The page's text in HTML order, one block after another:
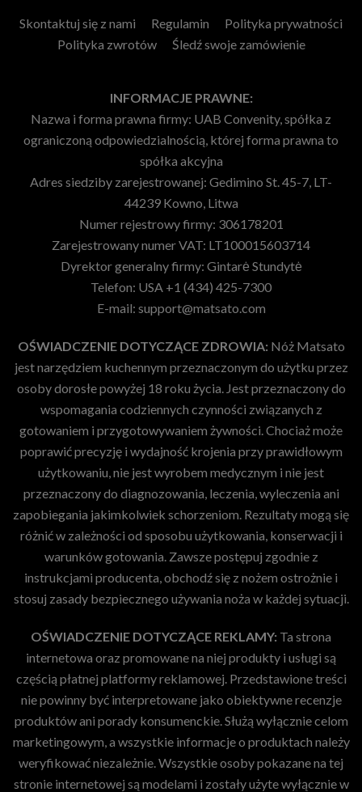
Skontaktuj się z nami Regulamin
Polityka prywatności
Polityka zwrotów
Śledź swoje zamówienie
INFORMACJE PRAWNE:
Nazwa i forma prawna firmy: UAB Convenity, spółka z
ograniczoną odpowiedzialnością, której forma prawna to
spółka akcyjna
Adres siedziby zarejestrowanej: Gedimino St. 45-7, LT-
44239 Kowno, Litwa
Numer rejestrowy firmy: 306178201
Zarejestrowany numer VAT: LT100015603714
Dyrektor generalny firmy: Gintarė Stundytė
Telefon: USA +1 (434) 425-7300
E-mail: support@matsato.com
OŚWIADCZENIE DOTYCZĄCE ZDROWIA: Nóż Matsato
jest narzędziem kuchennym przeznaczonym do użytku przez
osoby dorosłe powyżej 18 roku życia. Jest przeznaczony do
wspomagania codziennych czynności związanych z
gotowaniem i przygotowywaniem żywności. Chociaż może
poprawić precyzję i wydajność krojenia przy prawidłowym
użytkowaniu, nie jest wyrobem medycznym i nie jest
przeznaczony do diagnozowania, leczenia, wyleczenia ani
zapobiegania jakimkolwiek schorzeniom. Rezultaty mogą się
różnić w zależności od sposobu użytkowania, konserwacji i
warunków gotowania. Zawsze postępuj zgodnie z
instrukcjami producenta, obchodź się z nożem ostrożnie i
stosuj zasady bezpiecznego używania noża w każdej sytuacji.
OŚWIADCZENIE DOTYCZĄCE REKLAMY: Ta strona
internetowa oraz promowane na niej produkty i usługi są
częścią płatnej platformy reklamowej. Przedstawione treści
nie powinny być interpretowane jako obiektywne recenzje
produktów ani porady konsumenckie. Służą wyłącznie celom
marketingowym, a wszystkie informacje o produktach należy
weryfikować niezależnie. Wszystkie osoby pokazane na tej
stronie internetowej są modelami i zostały użyte wyłącznie w